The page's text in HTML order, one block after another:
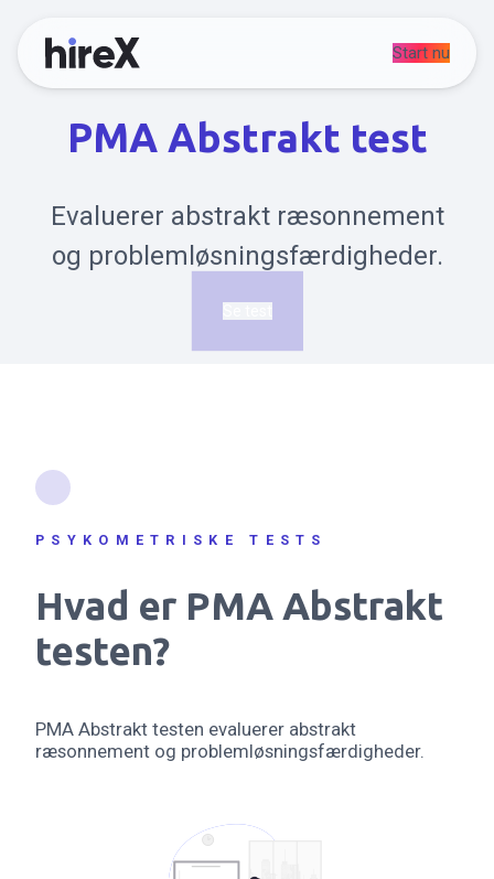
Start nu
PMA Abstrakt test
Evaluerer abstrakt ræsonnement
og problemløsningsfærdigheder.
PSYKOMETRISKE TESTS
Hvad er PMA Abstrakt
testen?
PMA Abstrakt testen evaluerer abstrakt
ræsonnement og problemløsningsfærdigheder.